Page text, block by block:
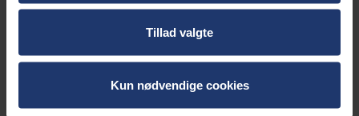
Tillad valgte
Kun nødvendige cookies
Power kalkulator